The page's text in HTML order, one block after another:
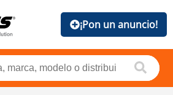
¡Pon un anuncio!